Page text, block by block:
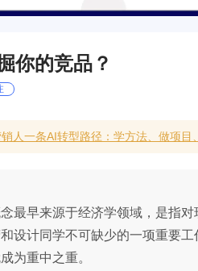
你的竞品？
人一条AI转型路径：学方法、做项
最早来源于经济学领域，是指
设计同学不可缺少的一项重要
为重中之重。